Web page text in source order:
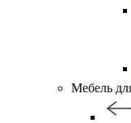
Мебель